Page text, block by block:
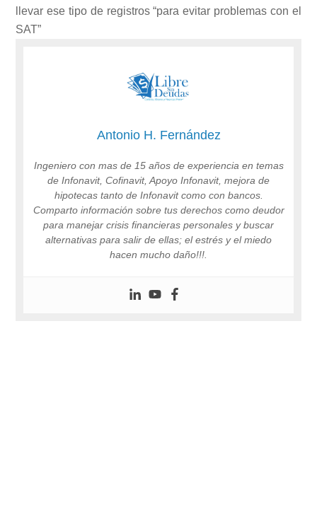
llevar ese tipo de registros “para evitar problemas con el
SAT”
Antonio H. Fernández
Ingeniero con mas de 15 años de experiencia en temas
de Infonavit, Cofinavit, Apoyo Infonavit, mejora de
hipotecas tanto de Infonavit como con bancos.
Comparto información sobre tus derechos como deudor
para manejar crisis financieras personales y buscar
alternativas para salir de ellas; el estrés y el miedo
hacen mucho daño!!!.